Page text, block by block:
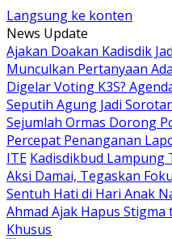
Langsung ke konten
News Update
Ajakan Doakan Kadisdik
Munculkan Pertanyaan
Digelar Voting K3S?
Seputih Agung Jadi
Sejumlah Ormas Dorong
Percepat Penanganan
ITE Kadisdikbud Lampung
Aksi Damai, Tegaskan
Sentuh Hati di Hari Anak
Ahmad Ajak Hapus
Khusus